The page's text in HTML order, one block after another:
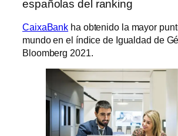
españolas del ranking
CaixaBank ha obtenido la mayor
mundo en el índice de Igualdad de
Bloomberg 2021.